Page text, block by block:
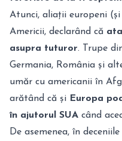
Atunci, aliații europeni
Americii, declarând că
asupra tuturor. Trupe
Germania, România și
umăr cu americanii în
arătând că și Europa
în ajutorul SUA când
De asemenea, în